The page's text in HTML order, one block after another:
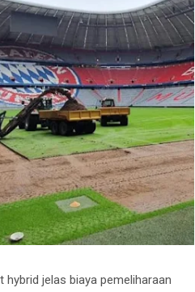
jelas biaya pemeliharaan